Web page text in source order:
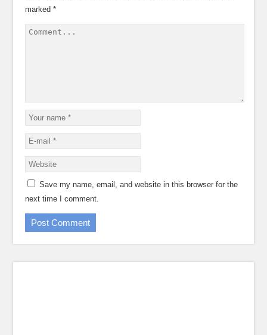
marked*
Save my name, email, and website in this browser for the
next time I comment.